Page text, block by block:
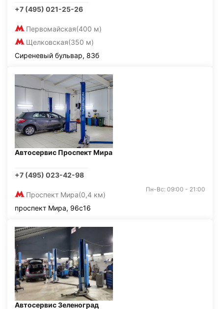
+7 (495) 021-25-26
Первомайская(400 м)
Щелковская(350 м)
Сиреневый бульвар, 83б
Автосервис Проспект Мира
+7 (495) 023-42-98
Проспект Мира(0,4 км)
Пн-Вс: 09:00 - 21:00
проспект Мира, 96с16
Автосервис Зеленоград